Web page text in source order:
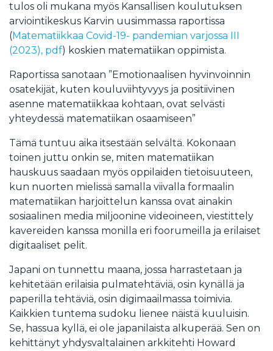
tulos oli mukana myös Kansallisen koulutuksen
arviointikeskus Karvin uusimmassa raportissa
(Matematiikkaa Covid-19- pandemian varjossa III
(2023), pdf) koskien matematiikan oppimista.
Raportissa sanotaan ”Emotionaalisen hyvinvoinnin
osatekijät, kuten kouluviihtyvyys ja positiivinen
asenne matematiikkaa kohtaan, ovat selvästi
yhteydessä matematiikan osaamiseen”
Tämä tuntuu aika itsestään selvältä. Kokonaan
toinen juttu onkin se, miten matematiikan
hauskuus saadaan myös oppilaiden tietoisuuteen,
kun nuorten mielissä samalla viivalla formaalin
matematiikan harjoittelun kanssa ovat ainakin
sosiaalinen media miljoonine videoineen, viestittely
kavereiden kanssa monilla eri foorumeilla ja erilaiset
digitaaliset pelit.
Japani on tunnettu maana, jossa harrastetaan ja
kehitetään erilaisia pulmatehtäviä, osin kynällä ja
paperilla tehtäviä, osin digimaailmassa toimivia.
Kaikkien tuntema sudoku lienee näistä kuuluisin.
Se, hassua kyllä, ei ole japanilaista alkuperää. Sen on
kehittänyt yhdysvaltalainen arkkitehti Howard